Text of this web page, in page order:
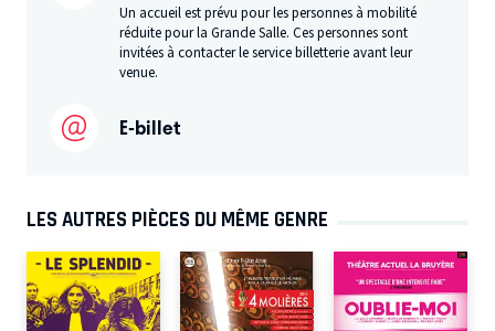
Un accueil est prévu pour les personnes à mobilité
réduite pour la Grande Salle. Ces personnes sont
invitées à contacter le service billetterie avant leur
venue.
E-billet
LES AUTRES PIÈCES DU MÊME GENRE